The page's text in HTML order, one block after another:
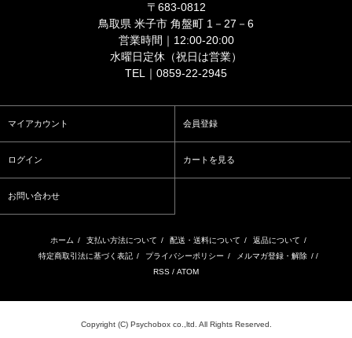
〒683-0812
鳥取県 米子市 角盤町 1－27－6
営業時間｜12:00-20:00
水曜日定休（祝日は営業）
TEL｜0859-22-2945
マイアカウント 会員登録
ログイン カートを見る
お問い合わせ
ホーム / 支払い方法について / 配送・送料について / 返品について /
特定商取引法に基づく表記 / プライバシーポリシー / メルマガ登録・解除 / /
RSS / ATOM
Copyright (C) Psychobox co.,ltd. All Rights Reserved.